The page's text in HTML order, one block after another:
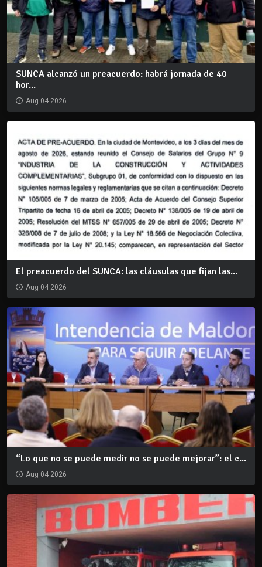
SUNCA alcanzó un preacuerdo: habrá jornada de 40
hor...
Aug 04 2026
El preacuerdo del SUNCA: las cláusulas que fijan las...
Aug 04 2026
“Lo que no se puede medir no se puede mejorar”: el c...
Aug 04 2026